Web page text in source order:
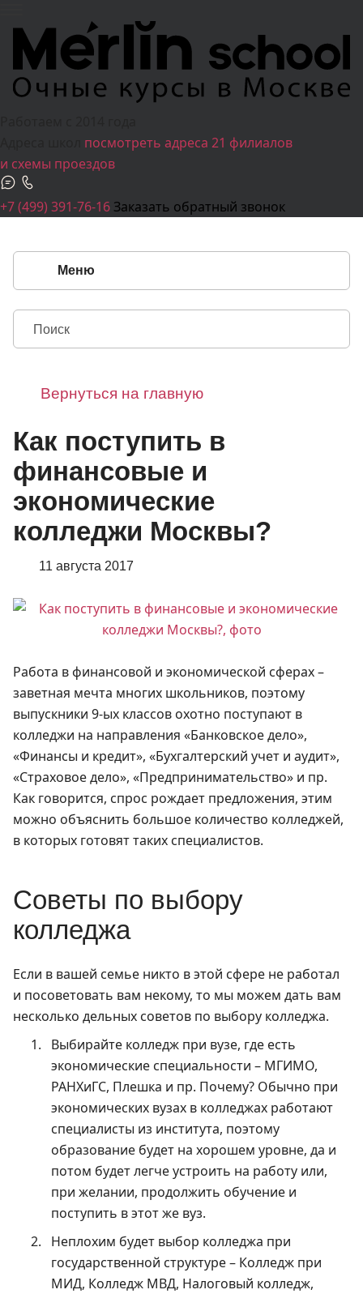
посмотреть адреса 21 филиалов
и схемы проездов
+7 (499) 391-76-16 Заказать обратный звонок
Вернуться на главную
Как поступить в
финансовые и
экономические
колледжи Москвы?
11 августа 2017
Работа в финансовой и экономической сферах –
заветная мечта многих школьников, поэтому
выпускники 9-ых классов охотно поступают в
колледжи на направления «Банковское дело»,
«Финансы и кредит», «Бухгалтерский учет и аудит»,
«Страховое дело», «Предпринимательство» и пр.
Как говорится, спрос рождает предложения, этим
можно объяснить большое количество колледжей,
в которых готовят таких специалистов.
Советы по выбору
колледжа
Если в вашей семье никто в этой сфере не работал
и посоветовать вам некому, то мы можем дать вам
несколько дельных советов по выбору колледжа.
Выбирайте колледж при вузе, где есть
экономические специальности – МГИМО,
РАНХиГС, Плешка и пр. Почему? Обычно при
экономических вузах в колледжах работают
специалисты из института, поэтому
образование будет на хорошем уровне, да и
потом будет легче устроить на работу или,
при желании, продолжить обучение и
поступить в этот же вуз.
Неплохим будет выбор колледжа при
государственной структуре – Колледж при
МИД, Колледж МВД, Налоговый колледж,
Меню